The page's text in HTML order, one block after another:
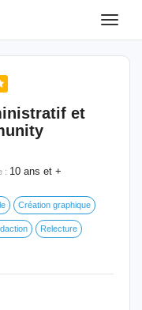
Toggle
et
: 10 ans et +
Création graphique
Relecture